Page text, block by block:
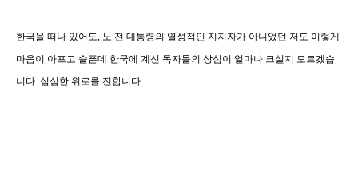
한국을 떠나 있어도, 노 전 대통령의 열성적인 지지자가 아니었던 저도 이렇게
마음이 아프고 슬픈데 한국에 계신 독자들의 상심이 얼마나 크실지 모르겠습
니다. 심심한 위로를 전합니다.